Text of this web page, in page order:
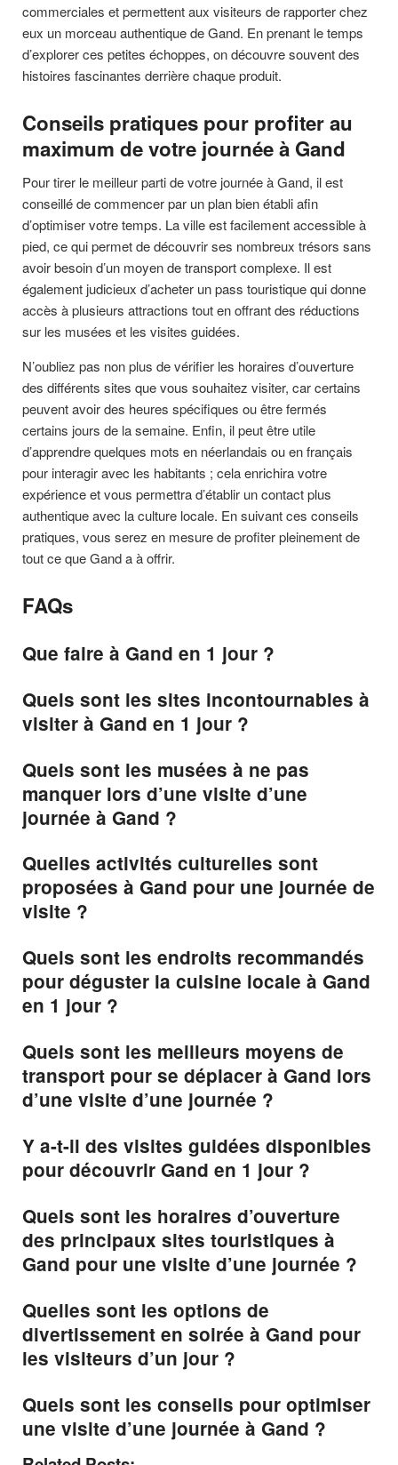
commerciales et permettent aux visiteurs de rapporter chez
eux un morceau authentique de Gand. En prenant le temps
d’explorer ces petites échoppes, on découvre souvent des
histoires fascinantes derrière chaque produit.
Conseils pratiques pour profiter au
maximum de votre journée à Gand
Pour tirer le meilleur parti de votre journée à Gand, il est
conseillé de commencer par un plan bien établi afin
d’optimiser votre temps. La ville est facilement accessible à
pied, ce qui permet de découvrir ses nombreux trésors sans
avoir besoin d’un moyen de transport complexe. Il est
également judicieux d’acheter un pass touristique qui donne
accès à plusieurs attractions tout en offrant des réductions
sur les musées et les visites guidées.
N’oubliez pas non plus de vérifier les horaires d’ouverture
des différents sites que vous souhaitez visiter, car certains
peuvent avoir des heures spécifiques ou être fermés
certains jours de la semaine. Enfin, il peut être utile
d’apprendre quelques mots en néerlandais ou en français
pour interagir avec les habitants ; cela enrichira votre
expérience et vous permettra d’établir un contact plus
authentique avec la culture locale. En suivant ces conseils
pratiques, vous serez en mesure de profiter pleinement de
tout ce que Gand a à offrir.
FAQs
Que faire à Gand en 1 jour ?
Quels sont les sites incontournables à
visiter à Gand en 1 jour ?
Quels sont les musées à ne pas
manquer lors d’une visite d’une
journée à Gand ?
Quelles activités culturelles sont
proposées à Gand pour une journée de
visite ?
Quels sont les endroits recommandés
pour déguster la cuisine locale à Gand
en 1 jour ?
Quels sont les meilleurs moyens de
transport pour se déplacer à Gand lors
d’une visite d’une journée ?
Y a-t-il des visites guidées disponibles
pour découvrir Gand en 1 jour ?
Quels sont les horaires d’ouverture
des principaux sites touristiques à
Gand pour une visite d’une journée ?
Quelles sont les options de
divertissement en soirée à Gand pour
les visiteurs d’un jour ?
Quels sont les conseils pour optimiser
une visite d’une journée à Gand ?